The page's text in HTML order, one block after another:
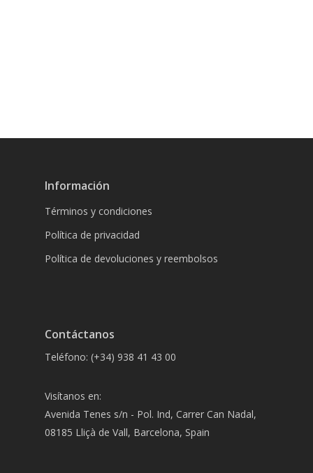
Información
Términos y condiciones
Política de privacidad
Política de devoluciones y reembolsos
Contáctanos
Teléfono: (+34) 938 41 43 00
Visítanos en:
Avenida Tenes s/n - Pol. Ind, Carrer Can Nadal,
08185 Lliçà de Vall, Barcelona, Spain